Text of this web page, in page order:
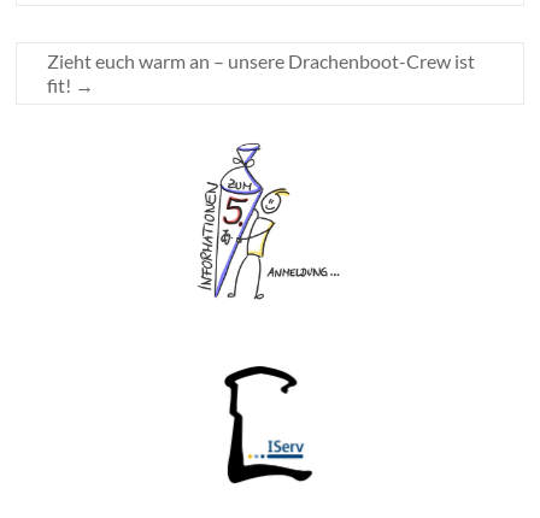
Zieht euch warm an – unsere Drachenboot-Crew ist
fit! →